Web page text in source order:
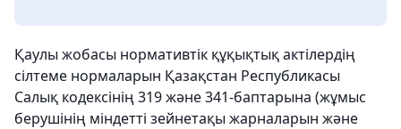
Қаулы жобасы нормативтік құқықтық актілердің
сілтеме нормаларын Қазақстан Республикасы
Салық кодексінің 319 және 341-баптарына (жұмыс
берушінің міндетті зейнетақы жарналарын және